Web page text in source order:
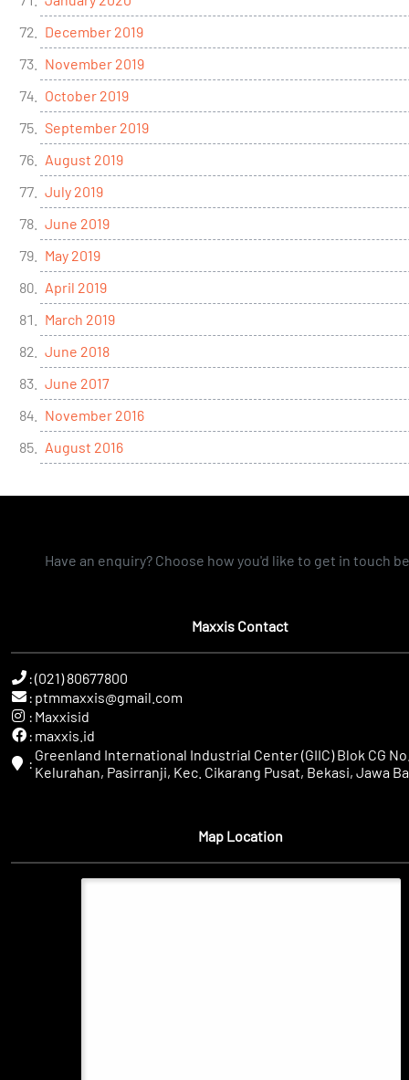
December 2019
November 2019
October 2019
September 2019
August 2019
July 2019
June 2019
May 2019
April 2019
March 2019
June 2018
June 2017
November 2016
August 2016
Have an enquiry? Choose how you'd like to get in touch
Maxxis Contact
:(021) 80677800
: ptmmaxxis@gmail.com
: Maxxisid
: maxxis.id
: Greenland International Industrial Center (GIIC) Blok CG
Kelurahan, Pasirranji, Kec. Cikarang Pusat, Bekasi, Jawa
Map Location